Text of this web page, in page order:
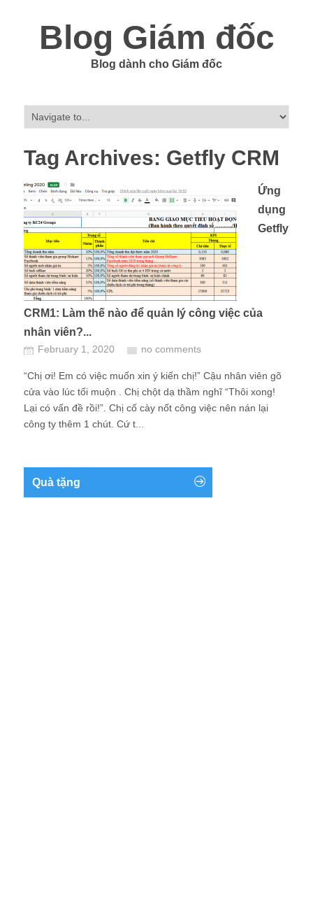
Blog Giám đốc
Blog dành cho Giám đốc
Tag Archives: Getfly CRM
Ứng
dụng
Getfly
CRM1: Làm thế nào để quản lý công việc của
nhân viên?...
February 1, 2020 no comments
“Chị ơi! Em có việc muốn xin ý kiến chị!” Cậu nhân viên gõ
cửa vào lúc tối muộn . Chị chột dạ thầm nghĩ “Thôi xong!
Lại có vấn đề rồi!”. Chị cố cày nốt công việc nên nán lại
công ty thêm 1 chút. Cứ t...
Quà tặng